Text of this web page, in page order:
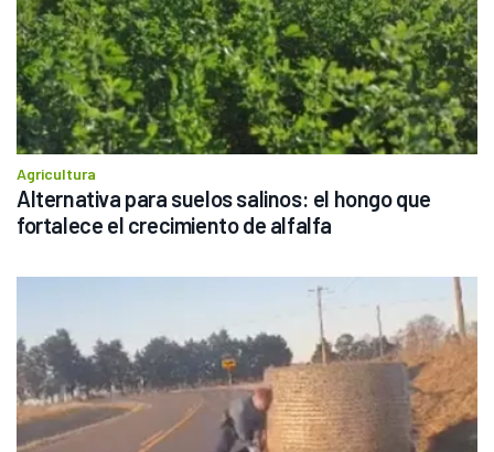
Agricultura
Alternativa para suelos salinos: el hongo que
fortalece el crecimiento de alfalfa